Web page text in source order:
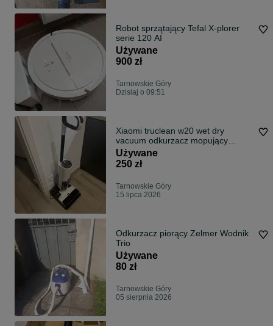
Robot sprzątający Tefal X-plorer
serie 120 AI
Używane
900 zł
Tarnowskie Góry
Dzisiaj o 09:51
Xiaomi truclean w20 wet dry
vacuum odkurzacz mopujący
myjący
Używane
250 zł
Tarnowskie Góry
15 lipca 2026
Odkurzacz piorący Zelmer Wodnik
Trio
Używane
80 zł
Tarnowskie Góry
05 sierpnia 2026